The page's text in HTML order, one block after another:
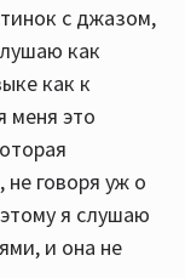
с джазом,
как
как к
меня это
не говоря уж о
я слушаю
и она не